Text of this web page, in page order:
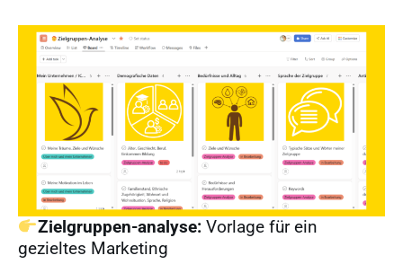
Zielgruppen-analyse: Vorlage für ein
gezieltes Marketing